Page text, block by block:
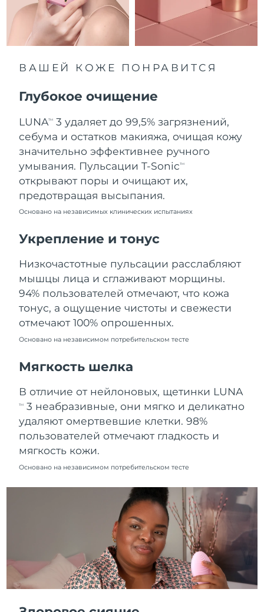
ВАШЕЙ КОЖЕ ПОНРАВИТСЯ
Глубокое очищение
LUNATM
3 удаляет до 99,5% загрязнений,
себума и остатков макияжа, очищая кожу
значительно эффективнее ручного
умывания. Пульсации T-SonicTM
открывают поры и очищают их,
предотвращая высыпания.
Основано на независимых клинических испытаниях
Укрепление и тонус
Низкочастотные пульсации расслабляют
мышцы лица и сглаживают морщины.
94% пользователей отмечают, что кожа
тонус, а ощущение чистоты и свежести
отмечают 100% опрошенных.
Основано на независимом потребительском тесте
Мягкость шелка
В отличие от нейлоновых, щетинки LUNA
TM
3 неабразивные, они мягко и деликатно
удаляют омертвевшие клетки. 98%
пользователей отмечают гладкость и
мягкость кожи.
Основано на независимом потребительском тесте
8/11/26
Нидерланды
Ожидаемая дата доставки
8/10/26
Новая Зеландия
Ожидаемая дата доставки
Норвегия
Ожидаемая дата доставки
Оман
Ожидаемая дата доставки
8/13/26
Филиппины
Ожидаемая дата доставки
Польша
Португалия
Ожидаемая дата доставки
Пуэрто-Рико
Ожидаемая дата доставки
Катар
Ожидаемая дата доставки
Румыния
8/10/26
Россия
Ожидаемая дата доставки
Саудовская Аравия
Ожидаемая дата доставки
8/12/26
Ожидаемая дата доставки
8/10/26
Словения
Ожидаемая дата доставки
8/10/26
Республика